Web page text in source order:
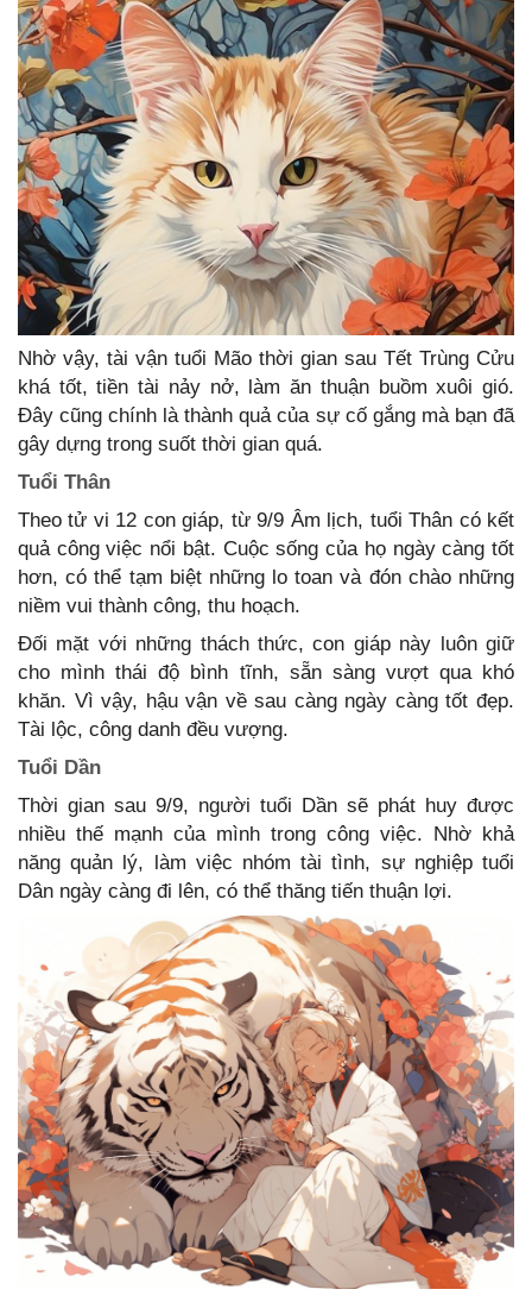
Nhờ vậy, tài vận tuổi Mão thời gian sau Tết Trùng Cửu
khá tốt, tiền tài nảy nở, làm ăn thuận buồm xuôi gió.
Đây cũng chính là thành quả của sự cố gắng mà bạn đã
gây dựng trong suốt thời gian quá.
Tuổi Thân
Theo tử vi 12 con giáp, từ 9/9 Âm lịch, tuổi Thân có kết
quả công việc nổi bật. Cuộc sống của họ ngày càng tốt
hơn, có thể tạm biệt những lo toan và đón chào những
niềm vui thành công, thu hoạch.
Đối mặt với những thách thức, con giáp này luôn giữ
cho mình thái độ bình tĩnh, sẵn sàng vượt qua khó
khăn. Vì vậy, hậu vận về sau càng ngày càng tốt đẹp.
Tài lộc, công danh đều vượng.
Tuổi Dần
Thời gian sau 9/9, người tuổi Dần sẽ phát huy được
nhiều thế mạnh của mình trong công việc. Nhờ khả
năng quản lý, làm việc nhóm tài tình, sự nghiệp tuổi
Dân ngày càng đi lên, có thể thăng tiến thuận lợi.